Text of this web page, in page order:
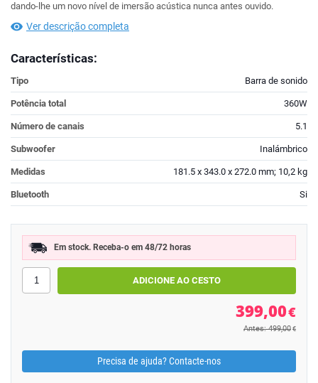
dando-lhe um novo nível de imersão acústica nunca antes ouvido.
Ver descrição completa
Características:
Tipo Barra de sonido
Potência total 360W
Número de canais 5.1
Subwoofer Inalámbrico
Medidas 181.5 x 343.0 x 272.0 mm; 10,2 kg
Bluetooth Si
Em stock. Receba-o em 48/72 horas
399,00€
Antes: 499,00 €
Precisa de ajuda? Contacte-nos